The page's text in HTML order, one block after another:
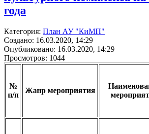
года
Категория: План АУ "КиМП"
Создано: 16.03.2020, 14:29
Опубликовано: 16.03.2020, 14:29
Просмотров: 1044
№
п/п
Жанр мероприятия